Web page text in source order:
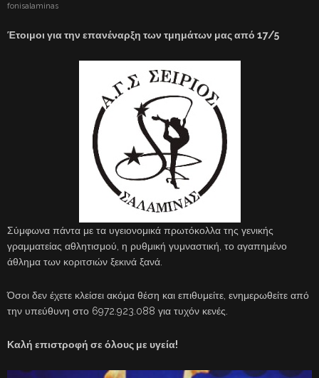
fonisalaminas
Έτοιμοι για την επανέναρξη των τμημάτων μας από 17/5
Σύμφωνα πάντα με τα υγειονομικά πρωτόκολλα της γενικής
γραμματείας αθλητισμού, η ρυθμική γυμναστική, το αγαπημένο
άθλημα των κοριτσιών ξεκινά ξανά.
Όσοι δεν έχετε κλείσει ακόμα θέση και επιθυμείτε, ενημερωθείτε από
την υπεύθυνη στο 6972.923.088 για τυχόν κενές.
Καλή επιστροφή σε όλους με υγεία!